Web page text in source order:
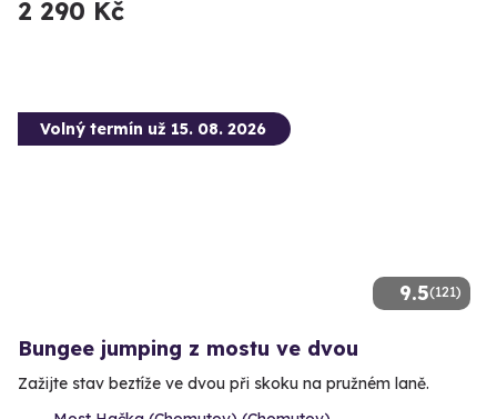
2 290 Kč
9.5(121)
Volný termín už 15. 08. 2026
Bungee jumping z mostu ve dvou
Zažijte stav beztíže ve dvou při skoku na pružném laně.